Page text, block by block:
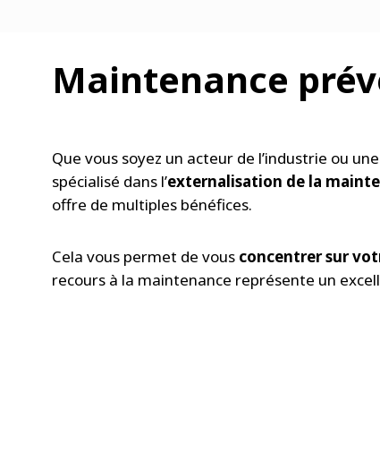
Maintenance
Que vous soyez un acteur de l’industrie ou
spécialisé dans l’externalisation de la
offre de multiples bénéfices.
Cela vous permet de vous concentrer sur
recours à la maintenance représente un